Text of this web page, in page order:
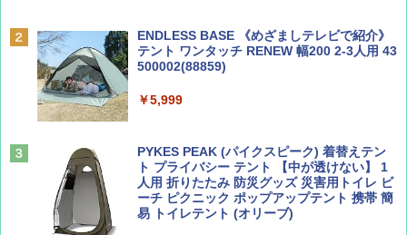
￥1,500
￥713
￥2,079
￥2,479
ENDLESS BASE 《めざましテレビで紹介》
テント ワンタッチ RENEW 幅200 2-3人用 43
500002(88859)
￥5,999
PYKES PEAK (パイクスピーク) 着替えテン
ト プライバシー テント 【中が透けない】 1
人用 折りたたみ 防災グッズ 災害用トイレ ビ
ーチ ピクニック ポップアップテント 携帯 簡
易 トイレテント (オリーブ)